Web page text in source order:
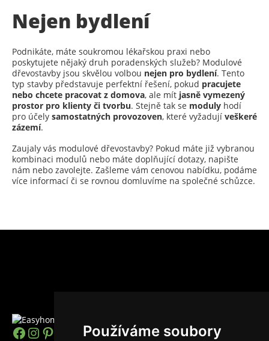
Používáme soubory
Nejen bydlení
Podnikáte, máte soukromou lékařskou praxi nebo
poskytujete nějaký druh poradenských služeb? Modulové
dřevostavby jsou skvělou volbou nejen pro bydlení. Tento
typ stavby představuje perfektní řešení, pokud pracujete
nebo chcete pracovat z domova, ale mít jasně vymezený
prostor pro klienty či tvorbu. Stejně tak se moduly hodí
pro účely samostatných provozoven, které vyžadují veškeré
zázemí.
Zaujaly vás modulové dřevostavby? Pokud máte již vybranou
kombinaci modulů nebo máte doplňující dotazy, napište
nám nebo zavolejte. Zašleme vám cenovou nabídku, podáme
více informací či se rovnou domluvíme na společné schůzce.